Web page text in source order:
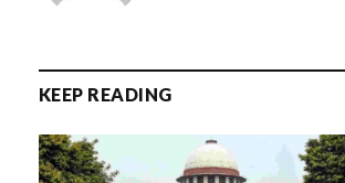
KEEP READING